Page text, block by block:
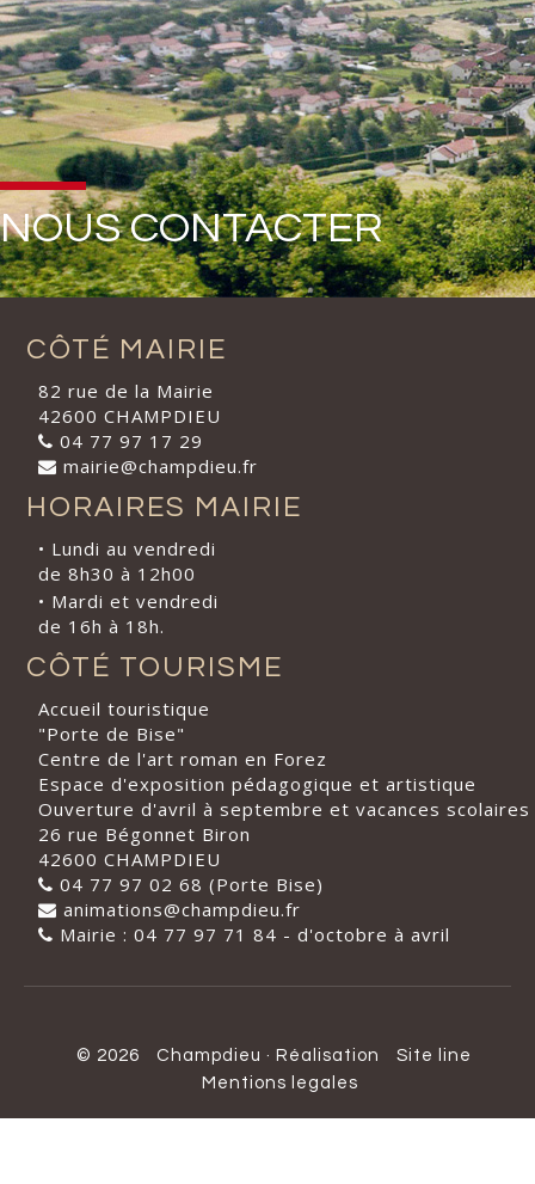
NOUS CONTACTER
CÔTÉ MAIRIE
82 rue de la Mairie
42600 CHAMPDIEU
04 77 97 17 29
mairie@champdieu.fr
HORAIRES MAIRIE
• Lundi au vendredi
de 8h30 à 12h00
• Mardi et vendredi
de 16h à 18h.
CÔTÉ TOURISME
Accueil touristique
"Porte de Bise"
Centre de l'art roman en Forez
Espace d'exposition pédagogique et artistique
Ouverture d'avril à septembre et vacances scolaires
26 rue Bégonnet Biron
42600 CHAMPDIEU
04 77 97 02 68 (Porte Bise)
animations@champdieu.fr
Mairie : 04 77 97 71 84 - d'octobre à avril
© 2026 Champdieu · Réalisation
Site line
Mentions legales